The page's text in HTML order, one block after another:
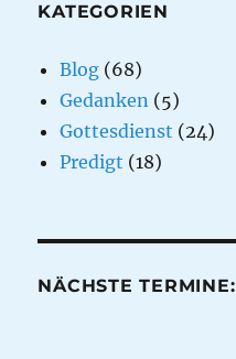
KATEGORIEN
Blog (68)
Gedanken (5)
Gottesdienst (24)
Predigt (18)
NÄCHSTE TERMINE: